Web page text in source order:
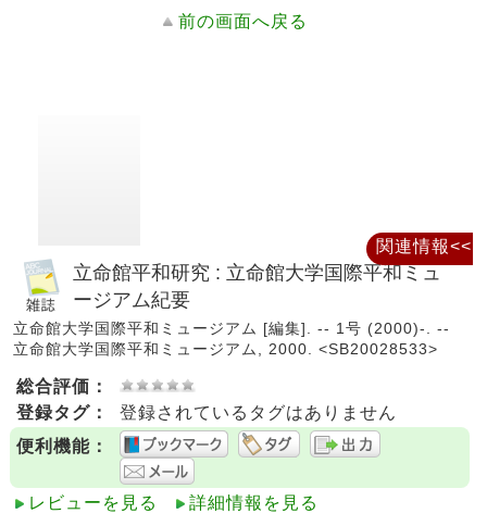
前の画面へ戻る
立命館平和研究 : 立命館大学国際平和ミュ
ージアム紀要
立命館大学国際平和ミュージアム [編集]. -- 1号 (2000)-. --
立命館大学国際平和ミュージアム, 2000. <SB20028533>
総合評価：
登録タグ：
登録されているタグはありません
便利機能：
レビューを見る 詳細情報を見る
関連情報<<